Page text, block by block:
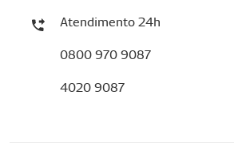
Atendimento 24h
0800 970 9087
4020 9087